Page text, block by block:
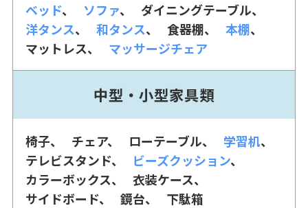
ベッド ソファ
ダイニングテーブル
洋タンス
和タンス 食器棚
本棚
マットレス
マッサージチェア
中型・小型家具類
椅子 チェア ローテーブル
学習机
テレビスタンド
ビーズクッション
カラーボックス
衣装ケース
サイドボード
鏡台 下駄箱